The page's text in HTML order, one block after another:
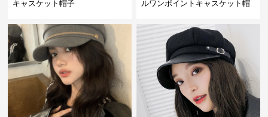
キャスケット帽子
ルワンポイントキャスケット帽